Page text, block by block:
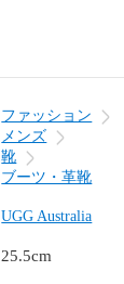
ファッション
メンズ
靴
ブーツ・革靴
UGG Australia
25.5cm